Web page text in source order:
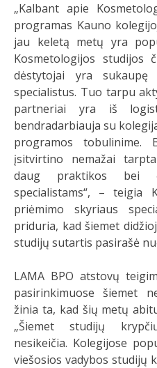
„Kalbant apie
programas Kauno
jau keletą metų yra
Kosmetologijos
dėstytojai yra
specialistus. Tuo tarpu
partneriai yra iš
bendradarbiauja su
programos tobulinime.
įsitvirtino nemažai
daug praktikos bei
specialistams“, – teigia
priėmimo skyriaus
priduria, kad šiemet
studijų sutartis pasirašė
LAMA BPO atstovų
pasirinkimuose šiemet
žinia ta, kad šių metų
„Šiemet studijų
nesikeičia. Kolegijose
viešosios vadybos studijų